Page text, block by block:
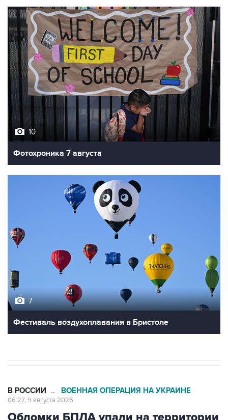
10
Фотохроника 7 августа
7
Фестиваль воздухоплавания в Бристоле
В РОССИИ → ВОЕННАЯ ОПЕРАЦИЯ НА УКРАИНЕ
06:27, 9 августа 2026